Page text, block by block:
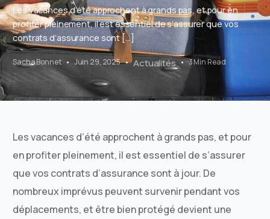
Les vacances d’été approchent à grands pas, et pour en
profiter pleinement, il est essentiel de s’assurer que vos
contrats d’assurance sont […]
Sacha Bonnet Juin 29, 2025 Actualités 3 Min Read
Les vacances d’été approchent à grands pas, et pour
en profiter pleinement, il est essentiel de s’assurer
que vos contrats d’assurance sont à jour. De
nombreux imprévus peuvent survenir pendant vos
déplacements, et être bien protégé devient une